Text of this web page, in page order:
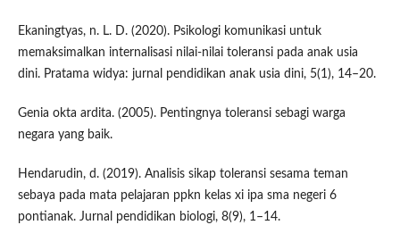
Ekaningtyas, n. L. D. (2020). Psikologi komunikasi untuk
memaksimalkan internalisasi nilai-nilai toleransi pada anak usia
dini. Pratama widya: jurnal pendidikan anak usia dini, 5(1), 14–20.
Genia okta ardita. (2005). Pentingnya toleransi sebagi warga
negara yang baik.
Hendarudin, d. (2019). Analisis sikap toleransi sesama teman
sebaya pada mata pelajaran ppkn kelas xi ipa sma negeri 6
pontianak. Jurnal pendidikan biologi, 8(9), 1–14.